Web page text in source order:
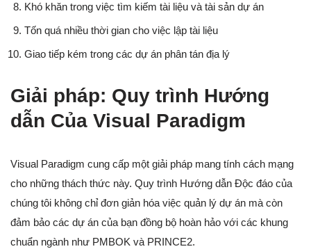
Khó khăn trong việc tìm kiếm tài liệu và tài sản dự án
Tốn quá nhiều thời gian cho việc lập tài liệu
Giao tiếp kém trong các dự án phân tán địa lý
Giải pháp: Quy trình Hướng
dẫn Của Visual Paradigm
Visual Paradigm cung cấp một giải pháp mang tính cách mạng
cho những thách thức này. Quy trình Hướng dẫn Độc đáo của
chúng tôi không chỉ đơn giản hóa việc quản lý dự án mà còn
đảm bảo các dự án của bạn đồng bộ hoàn hảo với các khung
chuẩn ngành như PMBOK và PRINCE2.